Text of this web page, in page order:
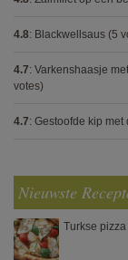
4.8: Blackwellsaus (5
4.7: Varkenshaasje
votes)
4.7: Gestoofde kip met
Nieuwste
Turkse